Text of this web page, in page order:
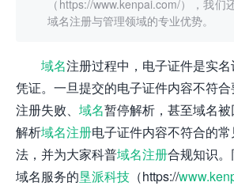
（https://www.kenpai.com/），我们
域名注册与管理领域的专业优势。
域名注册过程中，电子证件是实
凭证。一旦提交的电子证件内容不符
注册失败、 域名暂停解析，甚至域名
解析域名注册电子证件内容不符合的
法，并为大家科普域名注册合规知识
域名服务的垦派科技 （https://